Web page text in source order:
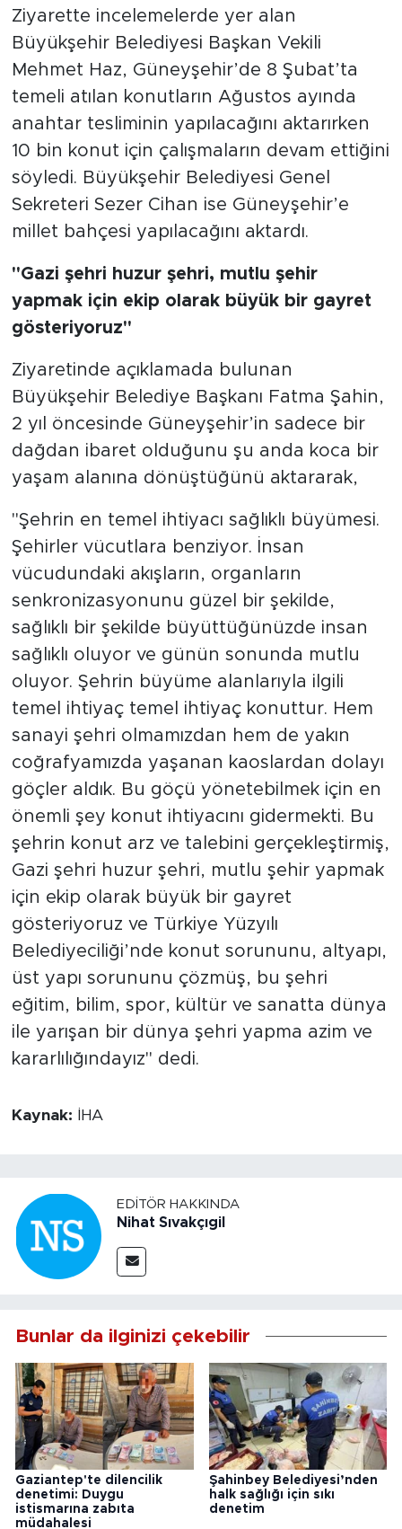
Ziyarette incelemelerde yer alan
Büyükşehir Belediyesi Başkan Vekili
Mehmet Haz, Güneyşehir’de 8 Şubat’ta
temeli atılan konutların Ağustos ayında
anahtar tesliminin yapılacağını aktarırken
10 bin konut için çalışmaların devam ettiğini
söyledi. Büyükşehir Belediyesi Genel
Sekreteri Sezer Cihan ise Güneyşehir’e
millet bahçesi yapılacağını aktardı.
"Gazi şehri huzur şehri, mutlu şehir
yapmak için ekip olarak büyük bir gayret
gösteriyoruz"
Ziyaretinde açıklamada bulunan
Büyükşehir Belediye Başkanı Fatma Şahin,
2 yıl öncesinde Güneyşehir’in sadece bir
dağdan ibaret olduğunu şu anda koca bir
yaşam alanına dönüştüğünü aktararak,
"Şehrin en temel ihtiyacı sağlıklı büyümesi.
Şehirler vücutlara benziyor. İnsan
vücudundaki akışların, organların
senkronizasyonunu güzel bir şekilde,
sağlıklı bir şekilde büyüttüğünüzde insan
sağlıklı oluyor ve günün sonunda mutlu
oluyor. Şehrin büyüme alanlarıyla ilgili
temel ihtiyaç temel ihtiyaç konuttur. Hem
sanayi şehri olmamızdan hem de yakın
coğrafyamızda yaşanan kaoslardan dolayı
göçler aldık. Bu göçü yönetebilmek için en
önemli şey konut ihtiyacını gidermekti. Bu
şehrin konut arz ve talebini gerçekleştirmiş,
Gazi şehri huzur şehri, mutlu şehir yapmak
için ekip olarak büyük bir gayret
gösteriyoruz ve Türkiye Yüzyılı
Belediyeciliği’nde konut sorununu, altyapı,
üst yapı sorununu çözmüş, bu şehri
eğitim, bilim, spor, kültür ve sanatta dünya
ile yarışan bir dünya şehri yapma azim ve
kararlılığındayız" dedi.
Kaynak: İHA
EDITÖR HAKKINDA
Nihat Sıvakçıgil
Bunlar da ilginizi çekebilir
Gaziantep'te dilencilik
denetimi: Duygu
istismarına zabıta
müdahalesi
Şahinbey Belediyesi’nden
halk sağlığı için sıkı
denetim